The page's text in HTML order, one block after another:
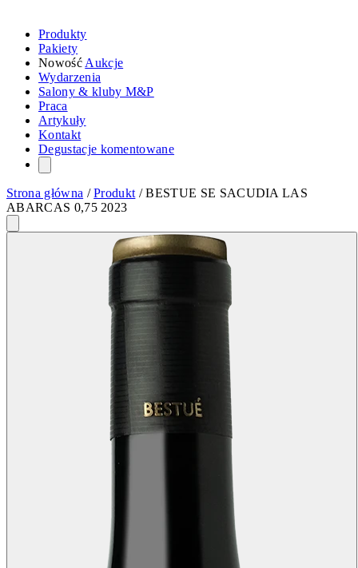
Produkty
Pakiety
Nowość Aukcje
Wydarzenia
Salony & kluby M&P
Praca
Artykuły
Kontakt
Degustacje komentowane
Strona główna /Produkt /BESTUE SE SACUDIA LAS
ABARCAS 0,75 2023